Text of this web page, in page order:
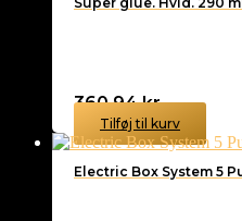
360,94kr.
Tilføj til kurv
Electric Box System 5